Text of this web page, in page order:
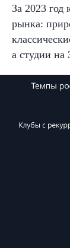
За 2023 год
рынка:
а студии на